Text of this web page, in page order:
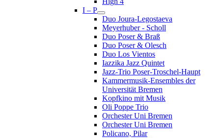
I – P
Duo Joura-Legostaeva
Meyerhuber - Scholl
Duo Poser & Braß
Duo Poser & Olesch
Duo Los Vientos
Iazzika Jazz Quintet
Jazz-Trio Poser-Troschel-Haupt
Kammermusik-Ensembles der
Universität Bremen
Kopfkino mit Musik
Oli Poppe Trio
Orchester Uni Bremen
Orchester Uni Bremen
Policano, Pilar